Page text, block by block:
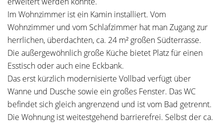
Im Wohnzimmer ist ein Kamin installiert. Vom
Wohnzimmer und vom Schlafzimmer hat man Zugang zur
herrlichen, überdachten, ca. 24 m² großen Südterrasse.
Die außergewöhnlich große Küche bietet Platz für einen
Esstisch oder auch eine Eckbank.
Das erst kürzlich modernisierte Vollbad verfügt über
Wanne und Dusche sowie ein großes Fenster. Das WC
befindet sich gleich angrenzend und ist vom Bad getrennt.
Die Wohnung ist weitestgehend barrierefrei. Selbst der ca.